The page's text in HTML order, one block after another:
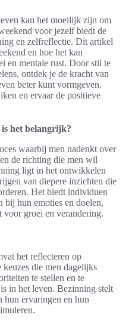
kan het moeilijk zijn om
voor jezelf biedt de
en zelfreflectie. Dit artikel
en hoe het kan
en mentale rust. Door stil te
ontdek je de kracht van
beter kunt vormgeven.
en ervaar de positieve
het belangrijk?
waarbij men nadenkt over
de richting die men wil
ligt in het ontwikkelen
van diepere inzichten die
Het biedt individuen
bij hun emoties en doelen,
voor groei en verandering.
het reflecteren op
die men dagelijks
te stellen en te
in het leven. Bezinning stelt
hun ervaringen en hun